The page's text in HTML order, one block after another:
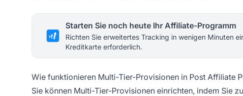
Starten Sie noch heute Ihr Affiliate-Programm
Richten Sie erweitertes Tracking in wenigen Minuten
Kreditkarte erforderlich.
Wie funktionieren Multi-Tier-Provisionen in Post Affiliate
Sie können Multi-Tier-Provisionen einrichten, indem Sie zu